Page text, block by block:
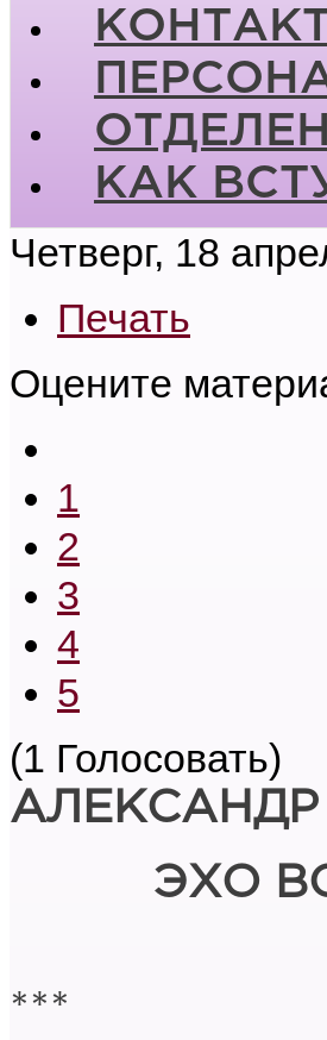
КАК
Четверг, 18
Печать
Оцените
1
2
3
4
5
(1 Голосовать)
ЭХО
***